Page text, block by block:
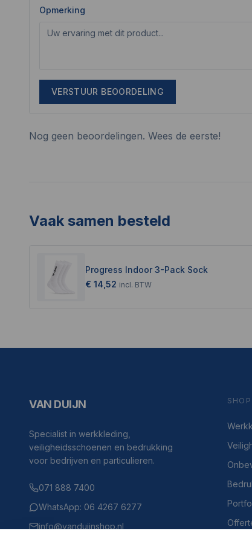
Opmerking
VERSTUUR BEOORDELING
Nog geen beoordelingen. Wees de eerste!
Vaak samen besteld
Progress Indoor 3-Pack Sock
€ 14,52 incl. BTW
VAN DUIJN
Specialist in werkkleding,
veiligheidsschoenen en bedrukking
voor bedrijven en particulieren.
071 888 7400
WhatsApp: 06 4267 6277
info@vanduijnshop.nl
SHOP